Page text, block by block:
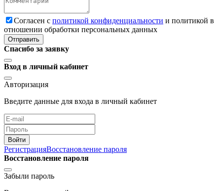
Cогласен с политикой конфиденциальности и политикой в
отношении обработки персональных данных
Отправить
Спасибо за заявку
Вход в личный кабинет
Авторизация
Введите данные для входа в личный кабинет
Войти
РегистрацияВосстановление пароля
Восстановление пароля
Забыли пароль